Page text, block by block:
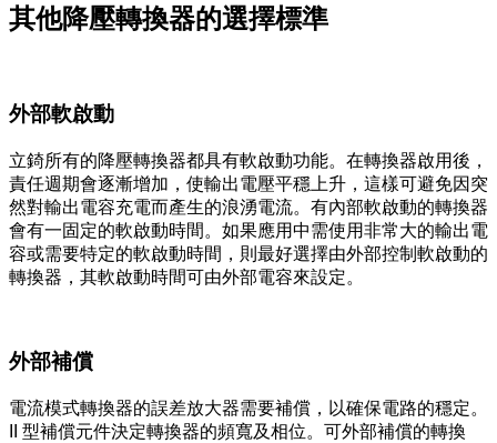
其他降壓轉換器的選擇標準
外部軟啟動
立錡所有的降壓轉換器都具有軟啟動功能。在轉換器啟用後，
責任週期會逐漸增加，使輸出電壓平穩上升，這樣可避免因突
然對輸出電容充電而產生的浪湧電流。有內部軟啟動的轉換器
會有一固定的軟啟動時間。如果應用中需使用非常大的輸出電
容或需要特定的軟啟動時間，則最好選擇由外部控制軟啟動的
轉換器，其軟啟動時間可由外部電容來設定。
外部補償
電流模式轉換器的誤差放大器需要補償，以確保電路的穩定。
II 型補償元件決定轉換器的頻寬及相位。可外部補償的轉換